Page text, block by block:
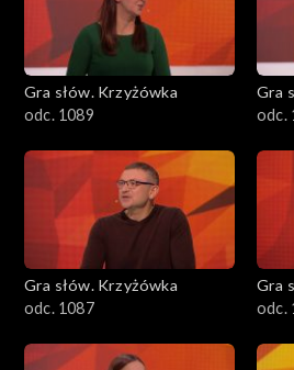
Gra słów. Krzyżówka
odc. 1089
Gra
odc.
Gra słów. Krzyżówka
odc. 1087
Gra
odc.